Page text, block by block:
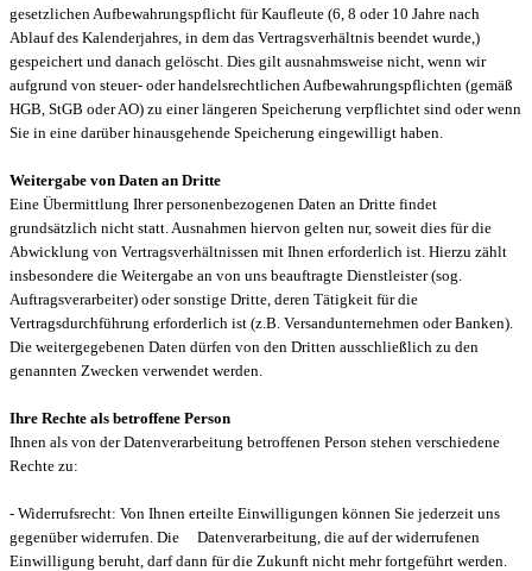
gesetzlichen Aufbewahrungspflicht für Kaufleute (6, 8 oder 10 Jahre nach
Ablauf des Kalenderjahres, in dem das Vertragsverhältnis beendet wurde,)
gespeichert und danach gelöscht. Dies gilt ausnahmsweise nicht, wenn wir
aufgrund von steuer- oder handelsrechtlichen Aufbewahrungspflichten (gemäß
HGB, StGB oder AO) zu einer längeren Speicherung verpflichtet sind oder wenn
Sie in eine darüber hinausgehende Speicherung eingewilligt haben.
Weitergabe von Daten an Dritte
Eine Übermittlung Ihrer personenbezogenen Daten an Dritte findet
grundsätzlich nicht statt. Ausnahmen hiervon gelten nur, soweit dies für die
Abwicklung von Vertragsverhältnissen mit Ihnen erforderlich ist. Hierzu zählt
insbesondere die Weitergabe an von uns beauftragte Dienstleister (sog.
Auftragsverarbeiter) oder sonstige Dritte, deren Tätigkeit für die
Vertragsdurchführung erforderlich ist (z.B. Versandunternehmen oder Banken).
Die weitergegebenen Daten dürfen von den Dritten ausschließlich zu den
genannten Zwecken verwendet werden.
Ihre Rechte als betroffene Person
Ihnen als von der Datenverarbeitung betroffenen Person stehen verschiedene
Rechte zu:
- Widerrufsrecht: Von Ihnen erteilte Einwilligungen können Sie jederzeit uns
gegenüber widerrufen. Die Datenverarbeitung, die auf der widerrufenen
Einwilligung beruht, darf dann für die Zukunft nicht mehr fortgeführt werden.